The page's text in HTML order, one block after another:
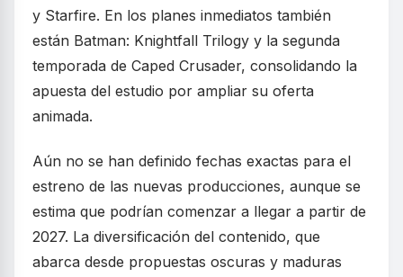
y Starfire. En los planes inmediatos también
están Batman: Knightfall Trilogy y la segunda
temporada de Caped Crusader, consolidando la
apuesta del estudio por ampliar su oferta
animada.
Aún no se han definido fechas exactas para el
estreno de las nuevas producciones, aunque se
estima que podrían comenzar a llegar a partir de
2027. La diversificación del contenido, que
abarca desde propuestas oscuras y maduras